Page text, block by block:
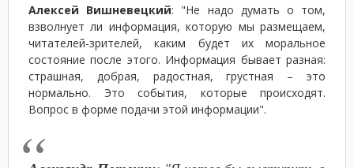
Алексей Вишневецкий: "Не надо думать о том,
взволнует ли информация, которую мы размещаем,
читателей-зрителей, каким будет их моральное
состояние после этого. Информация бывает разная:
страшная, добрая, радостная, грустная – это
нормально. Это события, которые происходят.
Вопрос в форме подачи этой информации".